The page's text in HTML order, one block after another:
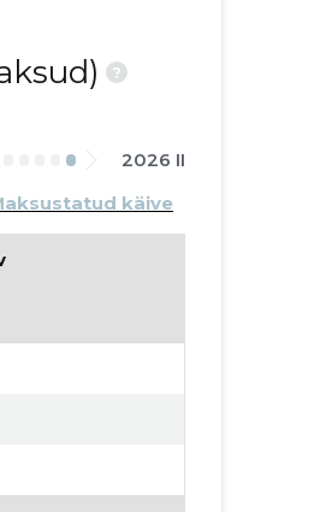
?
2026 II
käive